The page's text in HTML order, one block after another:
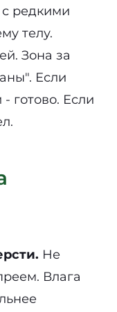
редкими
телу.
Зона за
Если
готово. Если
Не
Влага